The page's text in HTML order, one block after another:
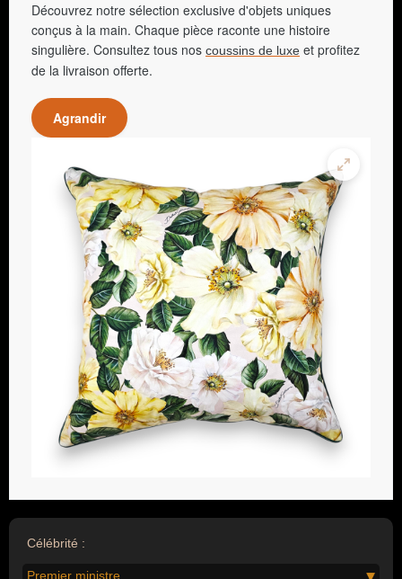
Découvrez notre sélection exclusive d'objets uniques
conçus à la main. Chaque pièce raconte une histoire
singulière. Consultez tous nos coussins de luxe et profitez
de la livraison offerte.
Agrandir
Célébrité :
Premier ministre